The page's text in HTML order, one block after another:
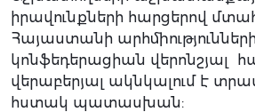
իրավունքների հարցերով
Հայաստանի
կոնֆեդերացիան վերոնշյալ
վերաբերյալ ակնկալում է
հստակ պատասխան: